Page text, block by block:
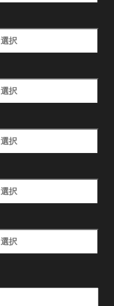
選択
選択
選択
選択
選択